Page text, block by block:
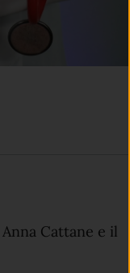
Cattane e il